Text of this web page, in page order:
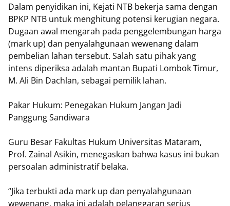
Dalam penyidikan ini, Kejati NTB bekerja sama dengan
BPKP NTB untuk menghitung potensi kerugian negara.
Dugaan awal mengarah pada penggelembungan harga
(mark up) dan penyalahgunaan wewenang dalam
pembelian lahan tersebut. Salah satu pihak yang
intens diperiksa adalah mantan Bupati Lombok Timur,
M. Ali Bin Dachlan, sebagai pemilik lahan.
Pakar Hukum: Penegakan Hukum Jangan Jadi
Panggung Sandiwara
Guru Besar Fakultas Hukum Universitas Mataram,
Prof. Zainal Asikin, menegaskan bahwa kasus ini bukan
persoalan administratif belaka.
“Jika terbukti ada mark up dan penyalahgunaan
wewenang, maka ini adalah pelanggaran serius